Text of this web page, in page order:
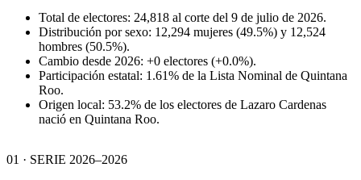
Total de electores: 24,818 al corte del 9 de julio de 2026.
Distribución por sexo: 12,294 mujeres (49.5%) y 12,524
hombres (50.5%).
Cambio desde 2026: +0 electores (+0.0%).
Participación estatal: 1.61% de la Lista Nominal de Quintana
Roo.
Origen local: 53.2% de los electores de Lazaro Cardenas
nació en Quintana Roo.
01 · SERIE 2026–2026